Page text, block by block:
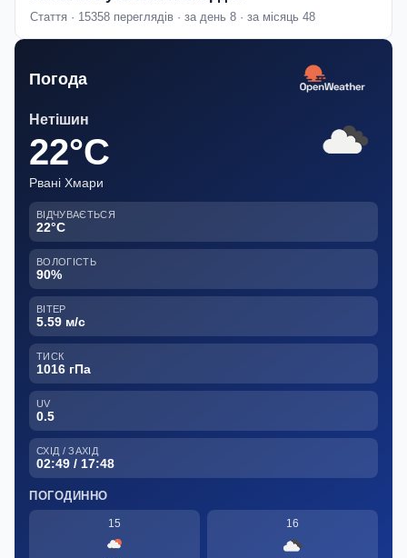
Стаття · 15358 переглядів · за день 8 · за місяць 48
Погода
Нетішин
22°C
Рвані Хмари
ВІДЧУВАЄТЬСЯ
22°C
ВОЛОГІСТЬ
90%
ВІТЕР
5.59 м/с
ТИСК
1016 гПа
UV
0.5
СХІД / ЗАХІД
02:49 / 17:48
ПОГОДИННО
15 16